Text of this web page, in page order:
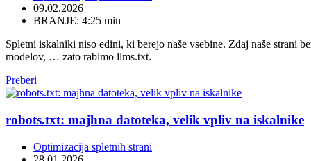
09.02.2026
BRANJE: 4:25 min
Spletni iskalniki niso edini, ki berejo naše vsebine. Zdaj naše strani
modelov, … zato rabimo llms.txt.
Preberi
robots.txt: majhna datoteka, velik vpliv na iskalnike
Optimizacija spletnih strani